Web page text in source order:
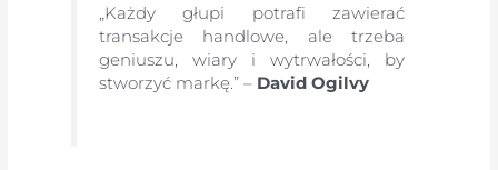
„Każdy głupi potrafi zawierać
transakcje handlowe, ale trzeba
geniuszu, wiary i wytrwałości, by
stworzyć markę.” – David Ogilvy